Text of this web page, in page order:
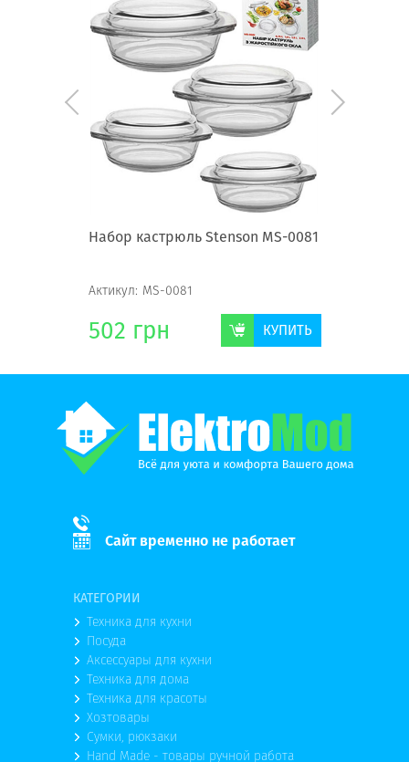
Набор кастрюль Stenson MS-0081
Актикул: MS-0081
502 грн КУПИТЬ
Сайт временно не работает
КАТЕГОРИИ
Техника для кухни
Посуда
Аксессуары для кухни
Техника для дома
Техника для красоты
Хозтовары
Сумки, рюкзаки
Hand Made - товары ручной работа